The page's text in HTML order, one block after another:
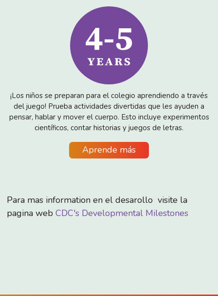
¡Los niños se preparan para el colegio aprendiendo a través
del juego! Prueba actividades divertidas que les ayuden a
pensar, hablar y mover el cuerpo. Esto incluye experimentos
científicos, contar historias y juegos de letras.
Aprende más
Para mas information en el desarollo visite la
pagina web CDC's Developmental Milestones